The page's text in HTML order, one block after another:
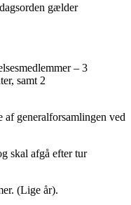
gælder
– 3
samt 2
af generalforsamlingen ved
skal afgå efter tur
(Lige år).